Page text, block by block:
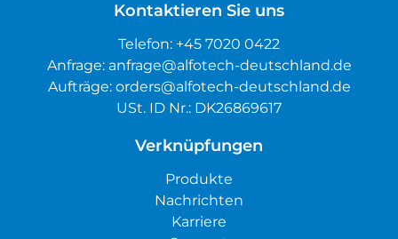
Kontaktieren Sie uns
Telefon: +45 7020 0422
Anfrage: anfrage@alfotech-deutschland.de
Aufträge: orders@alfotech-deutschland.de
USt. ID Nr.: DK26869617
Verknüpfungen
Produkte
Nachrichten
Karriere